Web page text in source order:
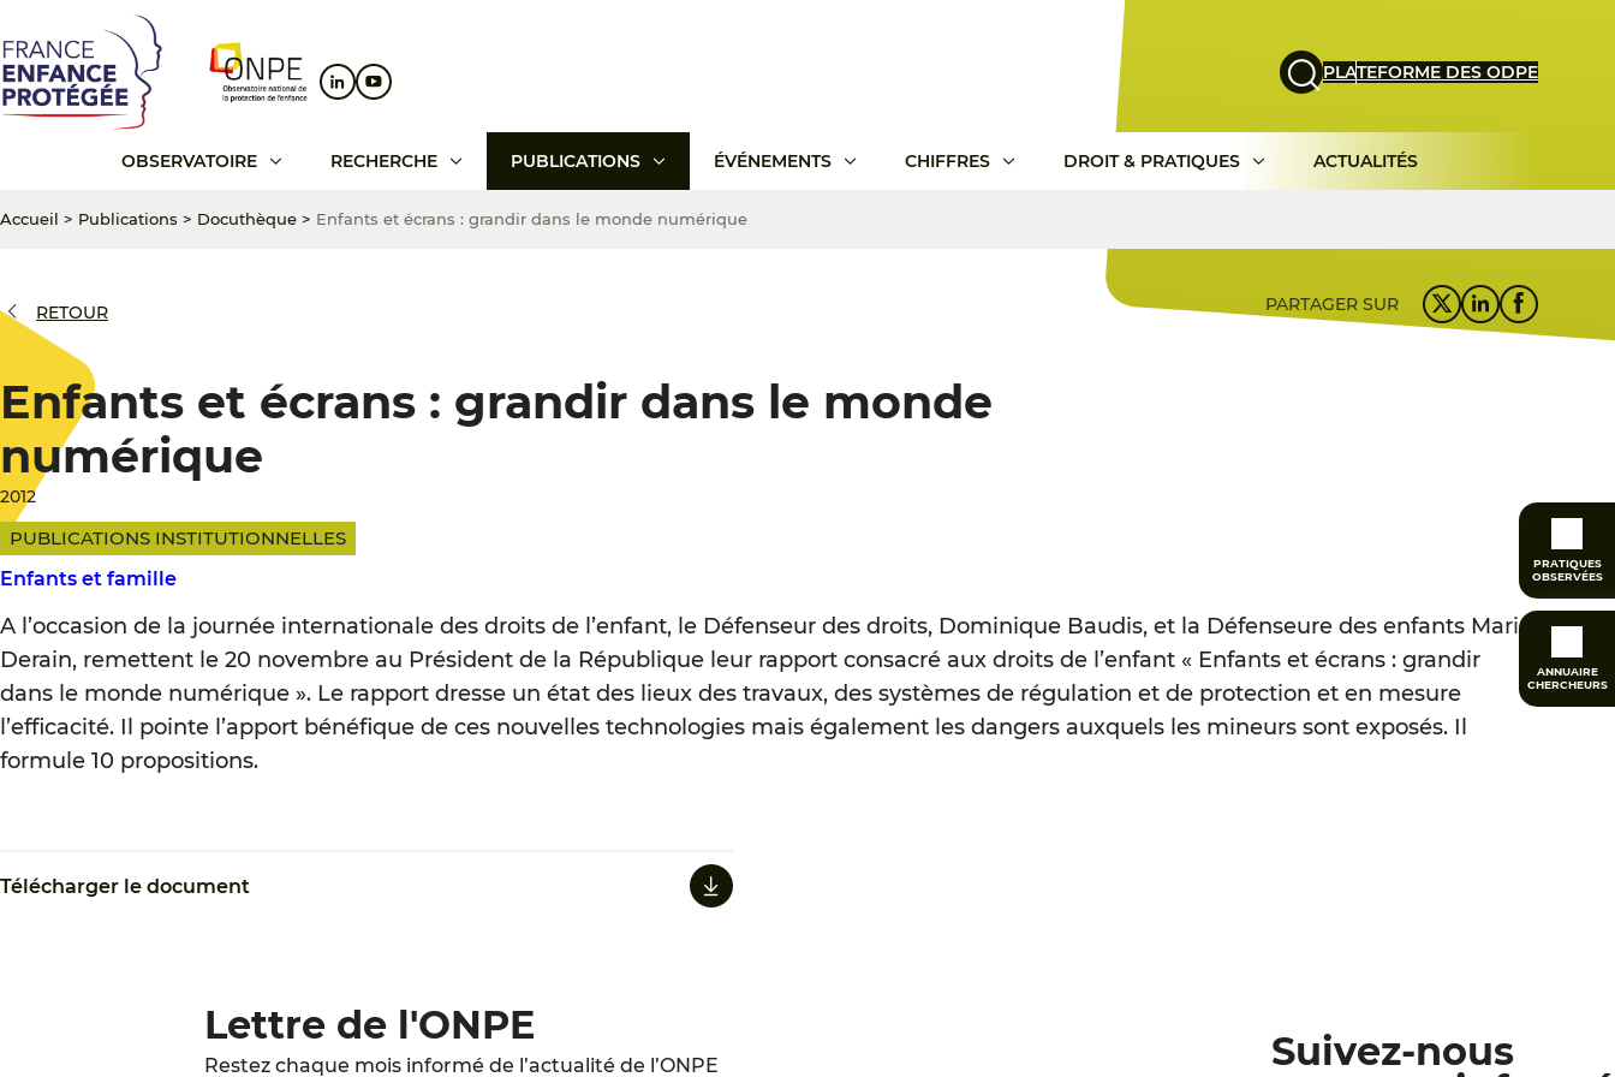
au
contenu
principal
au
menu
principal
au
pied
de
page
PLATEFORME DES ODPE
OBSERVATOIRE RECHERCHE PUBLICATIONS ÉVÉNEMENTS CHIFFRES DROIT & PRATIQUES ACTUALITÉS
PRATIQUES
OBSERVÉES
ANNUAIRE
CHERCHEURS
Accueil > Publications > Docuthèque > Enfants et écrans : grandir dans le monde numérique
RETOUR PARTAGER SUR
Enfants et écrans : grandir dans le monde
numérique
2012
PUBLICATIONS INSTITUTIONNELLES
Enfants et famille
A l’occasion de la journée internationale des droits de l’enfant, le Défenseur des droits, Dominique Baudis, et la Défenseure des enfants Marie
Derain, remettent le 20 novembre au Président de la République leur rapport consacré aux droits de l’enfant « Enfants et écrans : grandir
dans le monde numérique ». Le rapport dresse un état des lieux des travaux, des systèmes de régulation et de protection et en mesure
l’efficacité. Il pointe l’apport bénéfique de ces nouvelles technologies mais également les dangers auxquels les mineurs sont exposés. Il
formule 10 propositions.
Télécharger le document
Lettre de l'ONPE
Restez chaque mois informé de l’actualité de l’ONPE
Suivez-nous